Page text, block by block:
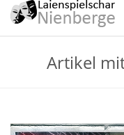
Skip
to
Theater
Nienberge
Artikel